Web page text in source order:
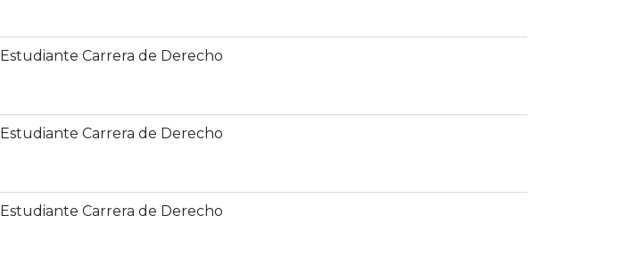
Estudiante Carrera de Derecho
Estudiante Carrera de Derecho
Estudiante Carrera de Derecho